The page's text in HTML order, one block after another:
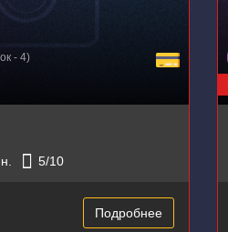
- 4)
5/10
Подробнее